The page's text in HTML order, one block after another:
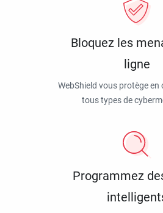
Bloquez les
ligne
WebShield vous protège
tous types de
Programmez